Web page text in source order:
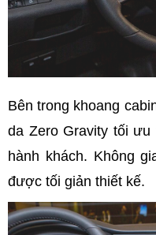
Bên trong khoang
da Zero Gravity tối
hành khách. Không
được tối giản thiết kế.